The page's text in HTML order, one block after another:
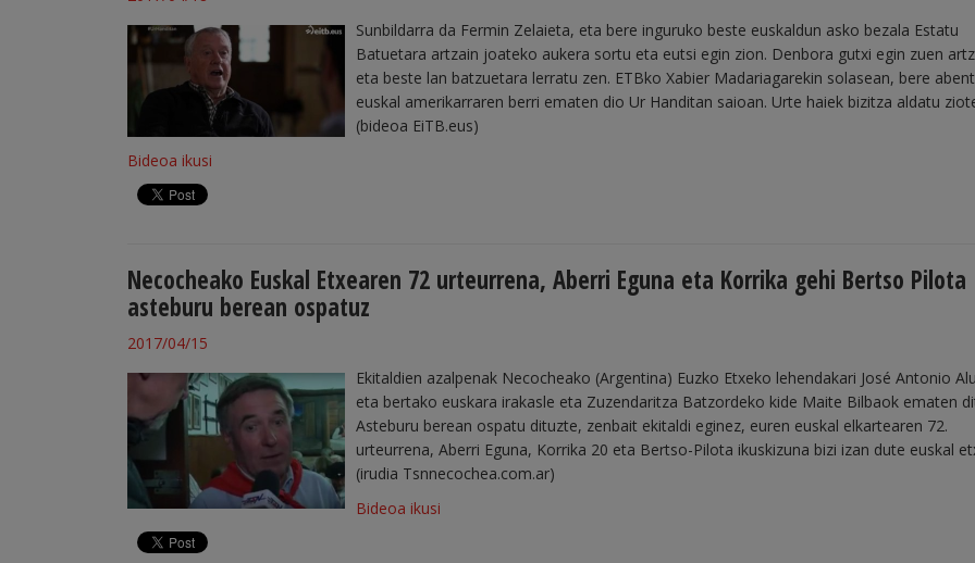
Sunbildarra da Fermin Zelaieta, eta bere inguruko beste euskaldun asko bezala Estatu
Batuetara artzain joateko aukera sortu eta eutsi egin zion. Denbora gutxi egin zuen
eta beste lan batzuetara lerratu zen. ETBko Xabier Madariagarekin solasean, bere
euskal amerikarraren berri ematen dio Ur Handitan saioan. Urte haiek bizitza aldatu
(bideoa EiTB.eus)
Bideoa ikusi
Necocheako Euskal Etxearen 72 urteurrena, Aberri Eguna eta Korrika gehi Bertso Pilota
asteburu berean ospatuz
2017/04/15
Ekitaldien azalpenak Necocheako (Argentina) Euzko Etxeko lehendakari José Antonio
eta bertako euskara irakasle eta Zuzendaritza Batzordeko kide Maite Bilbaok ematen
Asteburu berean ospatu dituzte, zenbait ekitaldi eginez, euren euskal elkartearen 72.
urteurrena, Aberri Eguna, Korrika 20 eta Bertso-Pilota ikuskizuna bizi izan dute euskal
(irudia Tsnnecochea.com.ar)
Bideoa ikusi